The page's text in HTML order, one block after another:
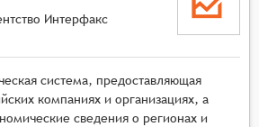
Интерфакс
система, предоставляющая
компаниях и организациях, а
сведения о регионах и